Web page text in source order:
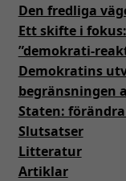
Den fredliga
Ett skifte i
”demokrati-
Demokratins
begränsningen
Staten:
Slutsatser
Litteratur
Artiklar